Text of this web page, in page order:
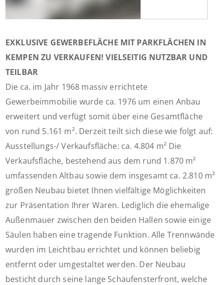
EXKLUSIVE GEWERBEFLÄCHE MIT PARKFLÄCHEN IN
KEMPEN ZU VERKAUFEN! VIELSEITIG NUTZBAR UND
TEILBAR
Die ca. im Jahr 1968 massiv errichtete
Gewerbeimmobilie wurde ca. 1976 um einen Anbau
erweitert und verfügt somit über eine Gesamtfläche
von rund 5.161 m². Derzeit teilt sich diese wie folgt auf:
Ausstellungs-/ Verkaufsfläche: ca. 4.804 m² Die
Verkaufsfläche, bestehend aus dem rund 1.870 m²
umfassenden Altbau sowie dem insgesamt ca. 2.810 m²
großen Neubau bietet Ihnen vielfältige Möglichkeiten
zur Präsentation Ihrer Waren. Lediglich die ehemalige
Außenmauer zwischen den beiden Hallen sowie einige
Säulen haben eine tragende Funktion. Alle Trennwände
wurden im Leichtbau errichtet und können beliebig
entfernt oder umgestaltet werden. Der Neubau
besticht durch seine lange Schaufensterfront, welche